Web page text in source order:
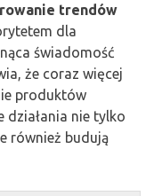
trendów
dla
świadomość
że coraz więcej
produktów
działania nie tylko
również budują